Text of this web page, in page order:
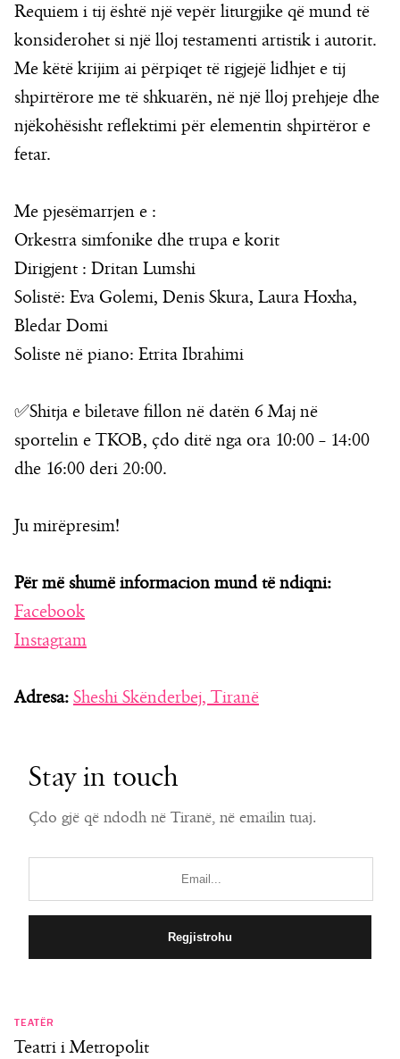
Requiem i tij është një vepër liturgjike që mund të
konsiderohet si një lloj testamenti artistik i autorit.
Me këtë krijim ai përpiqet të rigjejë lidhjet e tij
shpirtërore me të shkuarën, në një lloj prehjeje dhe
njëkohësisht reflektimi për elementin shpirtëror e
fetar.
Me pjesëmarrjen e :
Orkestra simfonike dhe trupa e korit
Dirigjent : Dritan Lumshi
Solistë: Eva Golemi, Denis Skura, Laura Hoxha,
Bledar Domi
Soliste në piano: Etrita Ibrahimi
✅Shitja e biletave fillon në datën 6 Maj në
sportelin e TKOB, çdo ditë nga ora 10:00 – 14:00
dhe 16:00 deri 20:00.
Ju mirëpresim!
Për më shumë informacion mund të ndiqni:
Facebook
Instagram
Adresa: Sheshi Skënderbej, Tiranë
Stay in touch
Çdo gjë që ndodh në Tiranë, në emailin tuaj.
TEATËR
Teatri i Metropolit